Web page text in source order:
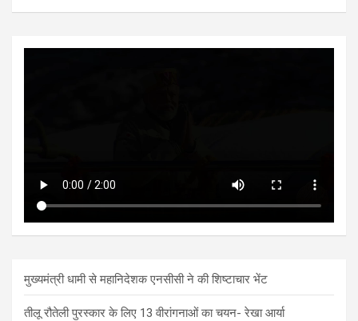
मुख्यमंत्री धामी से महानिदेशक एनसीसी ने की शिष्टाचार भेंट
तीलू रौतेली पुरस्कार के लिए 13 वीरांगनाओं का चयन- रेखा आर्या